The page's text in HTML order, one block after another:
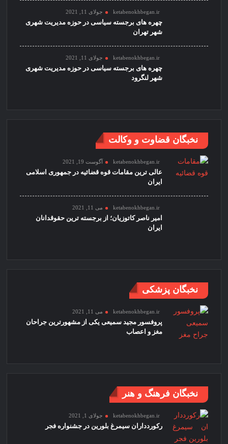
ketabenokhbegan.ir جولای 11, 2021
چهره های برجسته سیاسی در حوزه مدیریت شهری
شهر تهران
ketabenokhbegan.ir جولای 11, 2021
چهره های برجسته سیاسی در حوزه مدیریت شهری
شهر لنگرود
نخبگان قضاوت و وکالت
ketabenokhbegan.ir آگوست 19, 2021
عالی ترین مقامات قوه قضائیه در جمهوری اسلامی
ایران
ketabenokhbegan.ir می 11, 2021
امیر ناصر کاتوزیان؛ از برجسته ترین حقوقدانان
ایران
نخبگان پزشکی
ketabenokhbegan.ir می 11, 2021
پروفسور مجید سمیعی یکی از مشهورترین جراحان
مغز و اعصاب
نخبگان فرهنگ و هنر
ketabenokhbegan.ir جولای 1, 2021
رکوردداران سیمرغ بلورین در جشنواره فجر